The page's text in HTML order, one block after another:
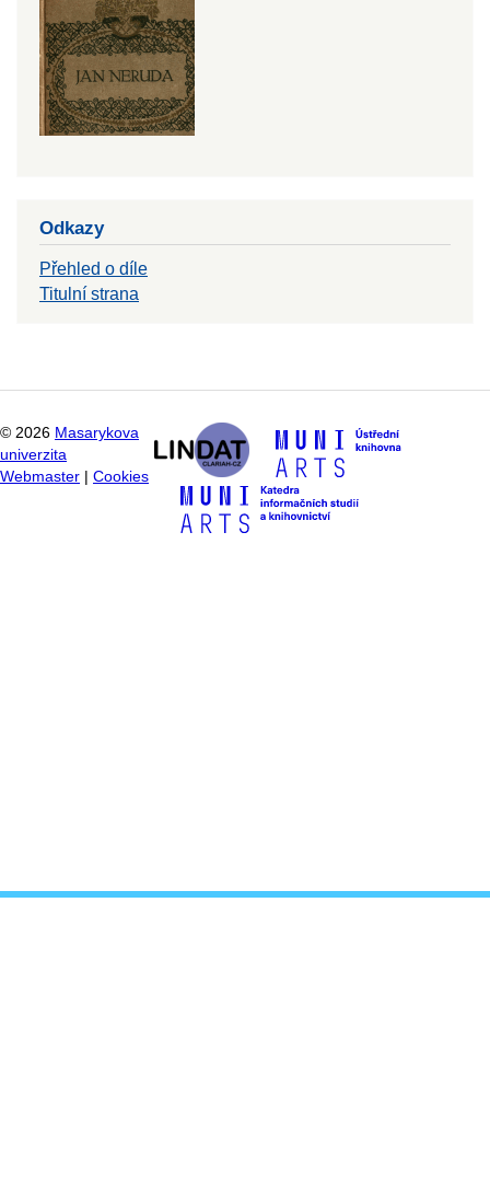
Odkazy
Přehled o díle
Titulní strana
© 2026 Masarykova
univerzita
Webmaster
Cookies